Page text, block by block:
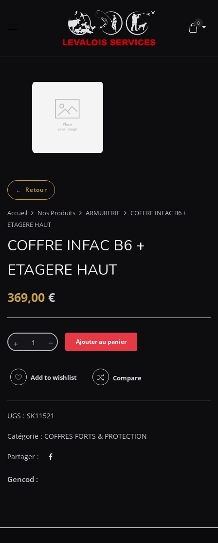
0
Accueil Nos Produits ARMURERIE
COFFRE INFAC B6 +
ETAGERE HAUT
COFFRE INFAC B6 +
ETAGERE HAUT
369,00 €
Ajouter au panier
Add to wishlist Compare
UGS : SK11521
Catégorie : COFFRES FORTS & PROTECTION
Partager :